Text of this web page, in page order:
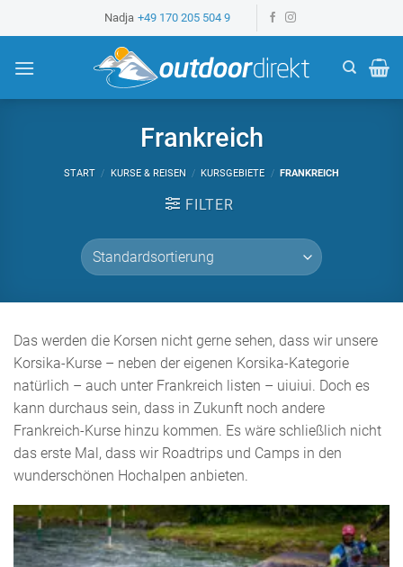
u
n
n
Nadja +49 170 205 504 9
Frankreich
START / KURSE & REISEN / KURSGEBIETE / FRANKREICH
FILTER
Das werden die Korsen nicht gerne sehen, dass wir unsere
Korsika-Kurse – neben der eigenen Korsika-Kategorie
natürlich – auch unter Frankreich listen – uiuiui. Doch es
kann durchaus sein, dass in Zukunft noch andere
Frankreich-Kurse hinzu kommen. Es wäre schließlich nicht
das erste Mal, dass wir Roadtrips und Camps in den
wunderschönen Hochalpen anbieten.